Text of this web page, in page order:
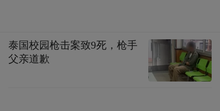
泰国校园枪击案致9死，枪手
父亲道歉